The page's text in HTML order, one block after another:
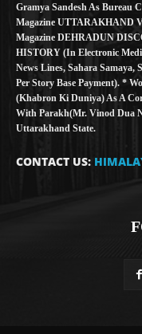
Gramya Sandesh As Bureau
Magazine UTTARAKHAND
Magazine DEHRADUN
HISTORY (in Electronic
News Lines, Sahara
Per Story Base Payment). *
(Khabron Ki Duniya) As A
With Parakh(Mr. Vinod Dua
Uttarakhand State.
CONTACT US: